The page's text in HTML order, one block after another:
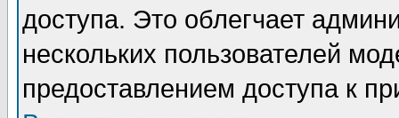
доступа. Это облегчает
нескольких пользователей
предоставлением доступа к